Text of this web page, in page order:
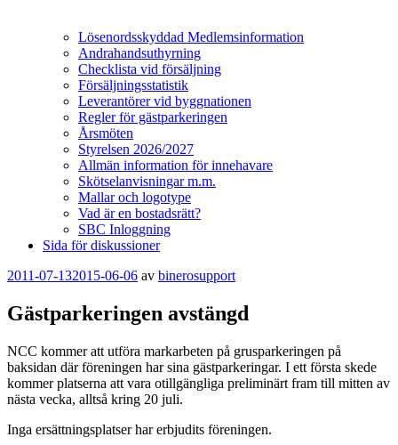
Lösenordsskyddad Medlemsinformation
Andrahandsuthyrning
Checklista vid försäljning
Försäljningsstatistik
Leverantörer vid byggnationen
Regler för gästparkeringen
Årsmöten
Styrelsen 2026/2027
Allmän information för innehavare
Skötselanvisningar m.m.
Mallar och logotype
Vad är en bostadsrätt?
SBC Inloggning
Sida för diskussioner
Publicerat
2011-07-132015-06-06 av binerosupport
Gästparkeringen avstängd
NCC kommer att utföra markarbeten på grusparkeringen på
baksidan där föreningen har sina gästparkeringar. I ett första skede
kommer platserna att vara otillgängliga preliminärt fram till mitten av
nästa vecka, alltså kring 20 juli.
Inga ersättningsplatser har erbjudits föreningen.